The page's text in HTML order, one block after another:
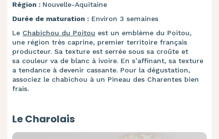
Région : Nouvelle-Aquitaine
Durée de maturation : Environ 3 semaines
Le Chabichou du Poitou est un emblème du Poitou,
une région très caprine, premier territoire français
producteur. Sa texture est serrée sous sa croûte et
sa couleur va de blanc à ivoire. En s’affinant, sa texture
a tendance à devenir cassante. Pour la dégustation,
associez le chabichou à un Pineau des Charentes bien
frais.
Le Charolais